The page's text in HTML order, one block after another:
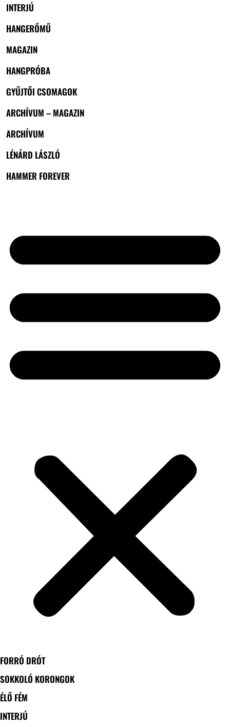
INTERJÚ
HANGERŐMŰ
MAGAZIN
HANGPRÓBA
GYŰJTŐI CSOMAGOK
ARCHÍVUM – MAGAZIN
ARCHÍVUM
LÉNÁRD LÁSZLÓ
HAMMER FOREVER
FORRÓ DRÓT
SOKKOLÓ KORONGOK
ÉLŐ FÉM
INTERJÚ